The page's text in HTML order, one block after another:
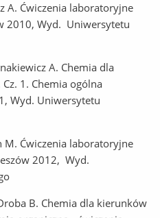
A. Ćwiczenia laboratoryjne
2010, Wyd. Uniwersytetu
A. Chemia dla
1. Chemia ogólna
Wyd. Uniwersytetu
M. Ćwiczenia laboratoryjne
2012, Wyd.
B. Chemia dla kierunków